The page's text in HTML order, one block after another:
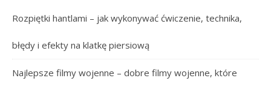
Rozpiętki hantlami – jak wykonywać ćwiczenie, technika,
błędy i efekty na klatkę piersiową
Najlepsze filmy wojenne – dobre filmy wojenne, które